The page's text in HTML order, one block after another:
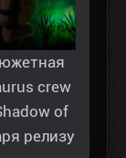
crew
of
релизу